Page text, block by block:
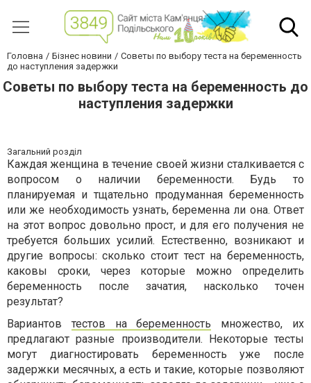
Головна Бізнес новини
Советы по выбору теста на беременность
до наступления задержки
Советы по выбору теста на беременность до
наступления задержки
Загальний розділ
Каждая женщина в течение своей жизни сталкивается с
вопросом о наличии беременности. Будь то
планируемая и тщательно продуманная беременность
или же необходимость узнать, беременна ли она. Ответ
на этот вопрос довольно прост, и для его получения не
требуется больших усилий. Естественно, возникают и
другие вопросы: сколько стоит тест на беременность,
каковы сроки, через которые можно определить
беременность после зачатия, насколько точен
результат?
Вариантов тестов на беременность множество, их
предлагают разные производители. Некоторые тесты
могут диагностировать беременность уже после
задержки месячных, а есть и такие, которые позволяют